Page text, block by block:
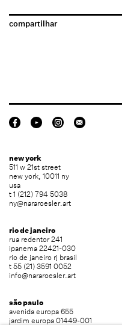
compartilhar
new york
511 w 21st street
new york, 10011 ny
usa
t 1 (212) 794 5038
ny@nararoesler.art
rio de janeiro
rua redentor 241
ipanema 22421-030
rio de janeiro rj brasil
t 55 (21) 3591 0052
info@nararoesler.art
são paulo
avenida europa 655
jardim europa 01449-001